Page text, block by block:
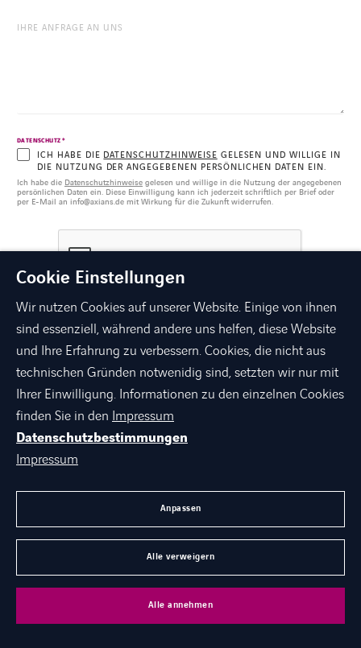
DATENSCHUTZ *
ICH HABE DIE DATENSCHUTZHINWEISE GELESEN UND WILLIGE IN
DIE NUTZUNG DER ANGEGEBENEN PERSÖNLICHEN DATEN EIN.
Ich habe die Datenschutzhinweise gelesen und willige in die Nutzung der angegebenen
persönlichen Daten ein. Diese Einwilligung kann ich jederzeit schriftlich per Brief oder
per E-Mail an info@axians.de mit Wirkung für die Zukunft widerrufen.
linkedin
xing facebookinstagramyoutube
Cookie Einstellungen
Wir nutzen Cookies auf unserer Website. Einige von ihnen
sind essenziell, während andere uns helfen, diese Website
und Ihre Erfahrung zu verbessern. Cookies, die nicht aus
technischen Gründen notwenidig sind, setzten wir nur mit
Ihrer Einwilligung. Informationen zu den einzelnen Cookies
finden Sie in den Impressum
Datenschutzbestimmungen
Impressum
Anpassen
Alle verweigern
Alle annehmen